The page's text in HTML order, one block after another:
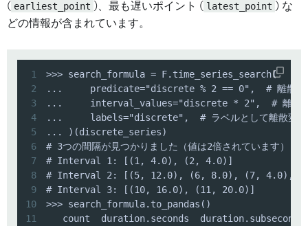
( earliest_point )、最も遅いポイント ( latest_point ) な
どの情報が含まれています。
1
2
3
4
5
6
7
8
9
10
11